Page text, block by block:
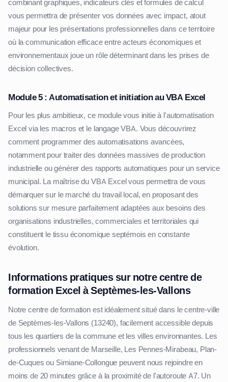
combinant graphiques, indicateurs clés et formules de calcul
vous permettra de présenter vos données avec impact, atout
majeur pour les présentations professionnelles dans ce territoire
où la communication efficace entre acteurs économiques et
environnementaux joue un rôle déterminant dans les prises de
décision collectives.
Module 5 : Automatisation et initiation au VBA Excel
Pour les plus ambitieux, ce module vous initie à l'automatisation
Excel via les macros et le langage VBA. Vous découvrirez
comment programmer des automatisations avancées,
notamment pour traiter des données massives de production
industrielle ou générer des rapports automatiques pour un service
municipal. La maîtrise du VBA Excel vous permettra de vous
démarquer sur le marché du travail local, en proposant des
solutions sur mesure parfaitement adaptées aux besoins des
organisations industrielles, commerciales et territoriales qui
constituent le tissu économique septémois en constante
évolution.
Informations pratiques sur notre centre de
formation Excel à Septèmes-les-Vallons
Notre centre de formation est idéalement situé dans le centre-ville
de Septèmes-les-Vallons (13240), facilement accessible depuis
tous les quartiers de la commune et les villes environnantes. Les
professionnels venant de Marseille, Les Pennes-Mirabeau, Plan-
de-Cuques ou Simiane-Collongue peuvent nous rejoindre en
moins de 20 minutes grâce à la proximité de l'autoroute A7. Un